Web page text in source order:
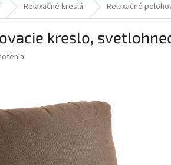
Relaxačné kreslá Relaxačné
kreslo,